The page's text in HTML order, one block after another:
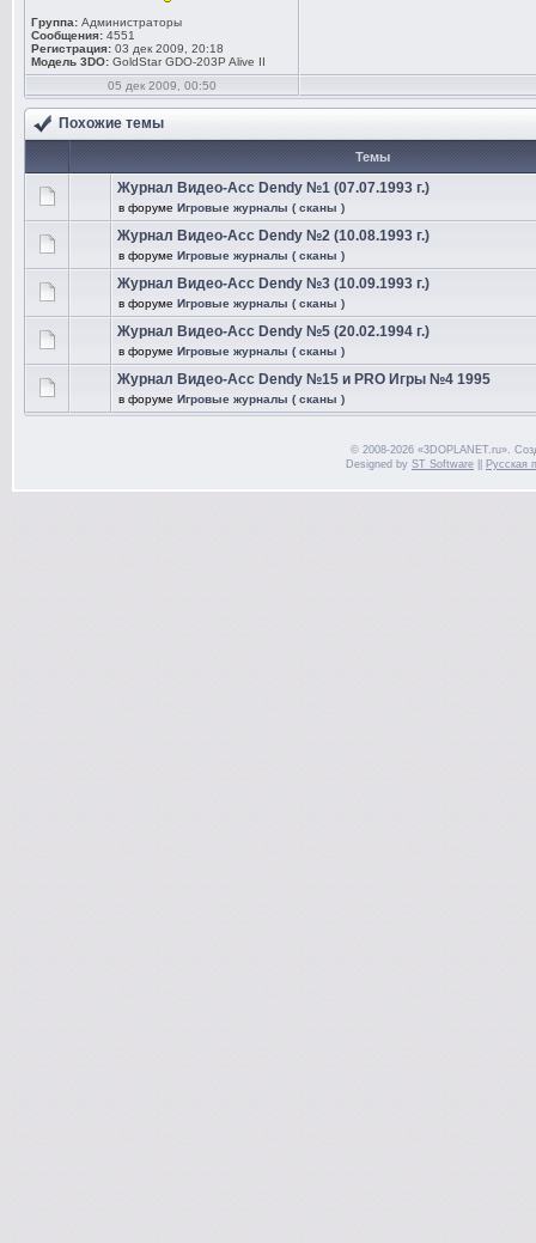
Группа: Администраторы
Сообщения: 4551
Регистрация: 03 дек 2009, 20:18
Модель 3DO: GoldStar GDO-203P Alive II
05 дек 2009, 00:50
Похожие темы
Темы
Журнал Видео-Асс Dendy №1 (07.07.1993 г.)
в форуме Игровые журналы ( сканы )
Журнал Видео-Асс Dendy №2 (10.08.1993 г.)
в форуме Игровые журналы ( сканы )
Журнал Видео-Асс Dendy №3 (10.09.1993 г.)
в форуме Игровые журналы ( сканы )
Журнал Видео-Асс Dendy №5 (20.02.1994 г.)
в форуме Игровые журналы ( сканы )
Журнал Видео-Асс Dendy №15 и PRO Игры №4 1995
в форуме Игровые журналы ( сканы )
© 2008-2026 «3DOPLANET.ru».
Designed by ST Software Русская